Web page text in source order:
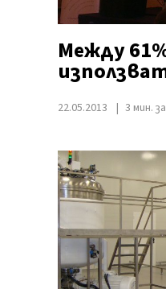
Между
22.05.2013 3 мин.